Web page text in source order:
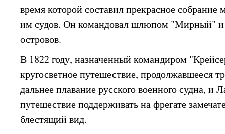
время которой составил прекрасное собрание
им судов. Он командовал шлюпом "Мирный" и
островов.
В 1822 году, назначенный командиром
кругосветное путешествие, продолжавшееся
дальнее плавание русского военного судна, и
путешествие поддерживать на фрегате
блестящий вид.